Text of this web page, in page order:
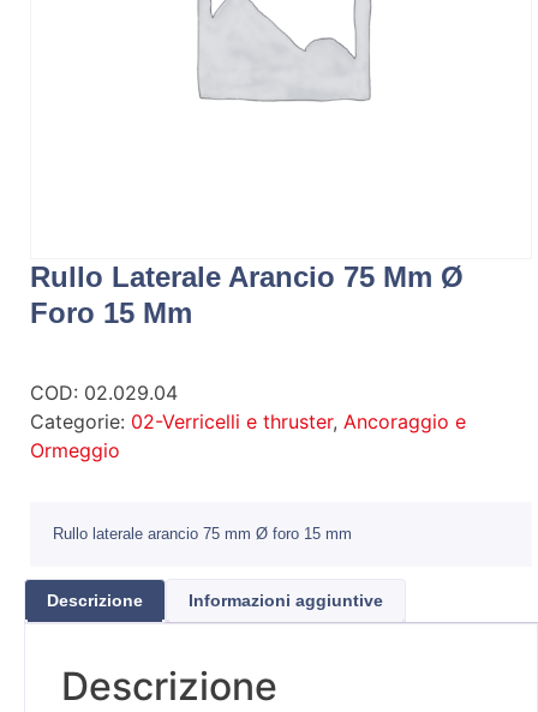
Rullo Laterale Arancio 75 Mm Ø
Foro 15 Mm
COD: 02.029.04
Categorie: 02-Verricelli e thruster, Ancoraggio e
Ormeggio
Rullo laterale arancio 75 mm Ø foro 15 mm
Descrizione Informazioni aggiuntive
Descrizione